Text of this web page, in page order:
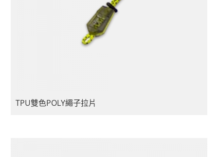
TPU雙色POLY繩子拉片